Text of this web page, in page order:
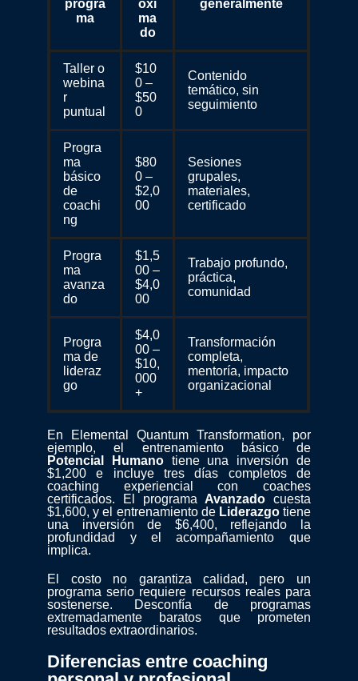
progra
ma
oxi
ma
do
generalmente
Taller o
webina
r
puntual
$10
0 –
$50
0
Contenido
temático, sin
seguimiento
Progra
ma
básico
de
coachi
ng
$80
0 –
$2,0
00
Sesiones
grupales,
materiales,
certificado
Progra
ma
avanza
do
$1,5
00 –
$4,0
00
Trabajo profundo,
práctica,
comunidad
Progra
ma de
lideraz
go
$4,0
00 –
$10,
000
+
Transformación
completa,
mentoría, impacto
organizacional
En Elemental Quantum Transformation, por
ejemplo, el entrenamiento básico de
Potencial Humanotiene una inversión de
$1,200 e incluye tres días completos de
coaching experiencial con coaches
certificados. El programaAvanzado cuesta
$1,600, y el entrenamiento de Liderazgotiene
una inversión de $6,400, reflejando la
profundidad y el acompañamiento que
implica.
El costo no garantiza calidad, pero un
programa serio requiere recursos reales para
sostenerse. Desconfía de programas
extremadamente baratos que prometen
resultados extraordinarios.
Diferencias entre coaching